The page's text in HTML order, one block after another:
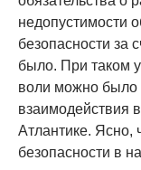
недопустимости
безопасности за
было. При таком
воли можно было
взаимодействия
Атлантике. Ясно,
безопасности в